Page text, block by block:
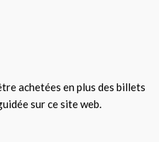
achetées en plus des billets
sur ce site web.